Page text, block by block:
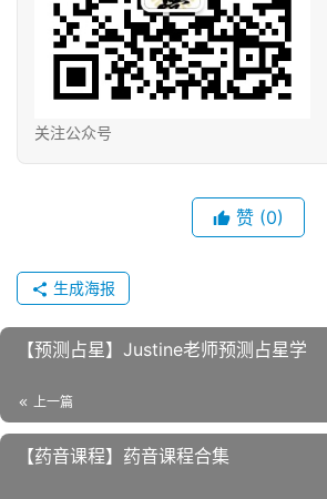
关注公众号
赞 (0)
生成海报
【预‮占测‬星】Justine老‮预师‬测占星学​
上一篇
【药音‬课程】药音‬课程合集